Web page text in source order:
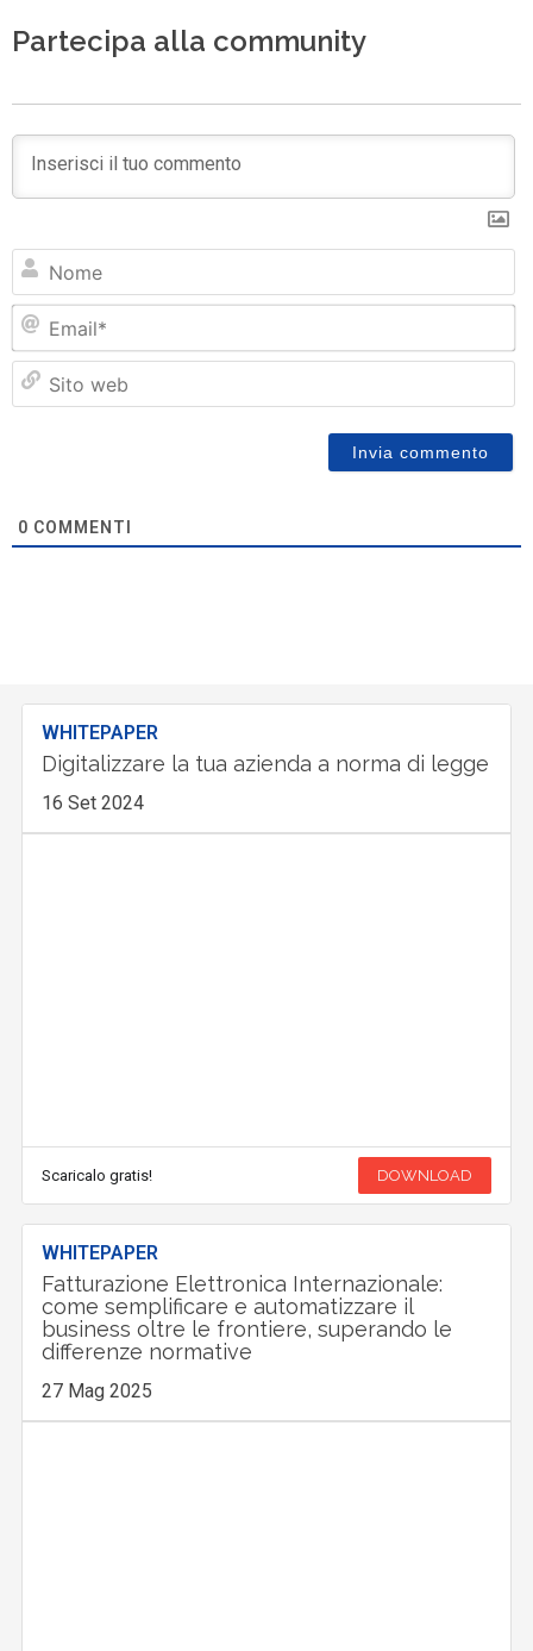
Partecipa alla community
0 COMMENTI
WHITEPAPER
Digitalizzare la tua azienda a norma di legge
16 Set 2024
Scaricalo gratis! DOWNLOAD
WHITEPAPER
Fatturazione Elettronica Internazionale:
come semplificare e automatizzare il
business oltre le frontiere, superando le
differenze normative
27 Mag 2025